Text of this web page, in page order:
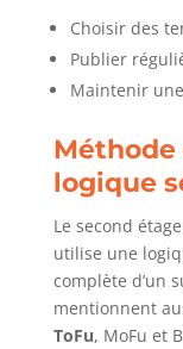
Choisir des
Publier
Maintenir
Méthode
logique
Le second
utilise une
complète d’un
mentionnent
ToFu, MoFu et